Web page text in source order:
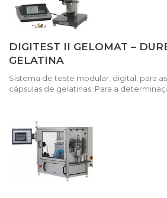
DIGITEST II GELOMAT –
GELATINA
Sistema de teste modular, digital, para
cápsulas de gelatinas. Para a